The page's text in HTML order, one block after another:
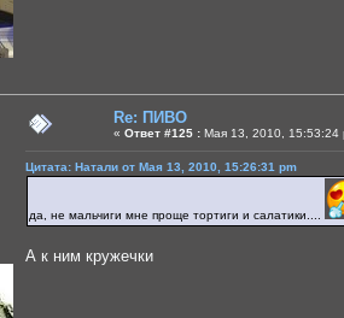
Re: ПИВО
« Ответ #125 : Мая 13, 2010, 15:53:24
Цитата: Натали от Мая 13, 2010, 15:26:31 pm
да, не мальчиги мне проще тортиги и салатики....
А к ним кружечки